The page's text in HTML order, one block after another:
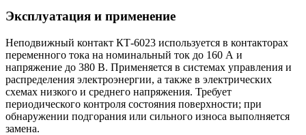
Эксплуатация и применение
Неподвижный контакт КТ-6023 используется в контакторах
переменного тока на номинальный ток до 160 А и
напряжение до 380 В. Применяется в системах управления и
распределения электроэнергии, а также в электрических
схемах низкого и среднего напряжения. Требует
периодического контроля состояния поверхности; при
обнаружении подгорания или сильного износа выполняется
замена.